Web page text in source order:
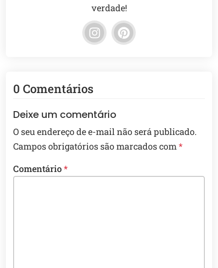
verdade!
0 Comentários
Deixe um comentário
O seu endereço de e-mail não será publicado.
Campos obrigatórios são marcados com*
Comentário*